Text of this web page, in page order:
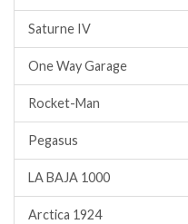
Saturne IV
One Way Garage
Rocket-Man
Pegasus
LA BAJA 1000
Arctica 1924